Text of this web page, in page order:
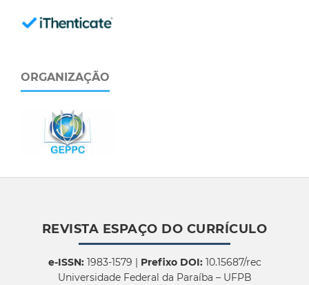
ORGANIZAÇÃO
REVISTA ESPAÇO DO CURRÍCULO
e-ISSN:1983-1579 | Prefixo DOI:10.15687/rec
Universidade Federal da Paraíba – UFPB